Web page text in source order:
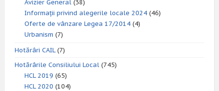
Avizier General (38)
Informații privind alegerile locale 2024 (46)
Oferte de vânzare Legea 17/2014 (4)
Urbanism (7)
Hotărâri CAIL(7)
Hotărârile Consiliului Local (745)
HCL 2019 (65)
HCL 2020 (104)